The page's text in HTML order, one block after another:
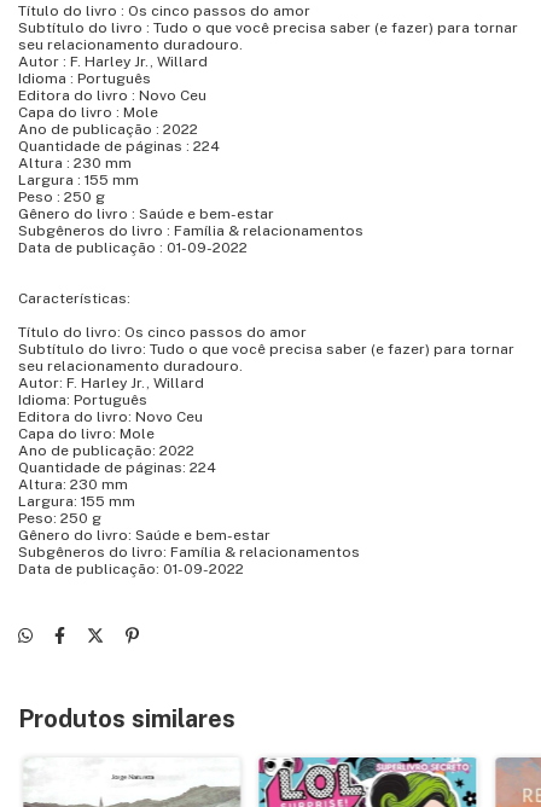
Título do livro : Os cinco passos do amor
Subtítulo do livro : Tudo o que você precisa saber (e fazer) para tornar
seu relacionamento duradouro.
Autor : F. Harley Jr., Willard
Idioma : Português
Editora do livro : Novo Ceu
Capa do livro : Mole
Ano de publicação : 2022
Quantidade de páginas : 224
Altura : 230 mm
Largura : 155 mm
Peso : 250 g
Gênero do livro : Saúde e bem-estar
Subgêneros do livro : Família & relacionamentos
Data de publicação : 01-09-2022
Características:
Título do livro: Os cinco passos do amor
Subtítulo do livro: Tudo o que você precisa saber (e fazer) para tornar
seu relacionamento duradouro.
Autor: F. Harley Jr., Willard
Idioma: Português
Editora do livro: Novo Ceu
Capa do livro: Mole
Ano de publicação: 2022
Quantidade de páginas: 224
Altura: 230 mm
Largura: 155 mm
Peso: 250 g
Gênero do livro: Saúde e bem-estar
Subgêneros do livro: Família & relacionamentos
Data de publicação: 01-09-2022
Produtos similares